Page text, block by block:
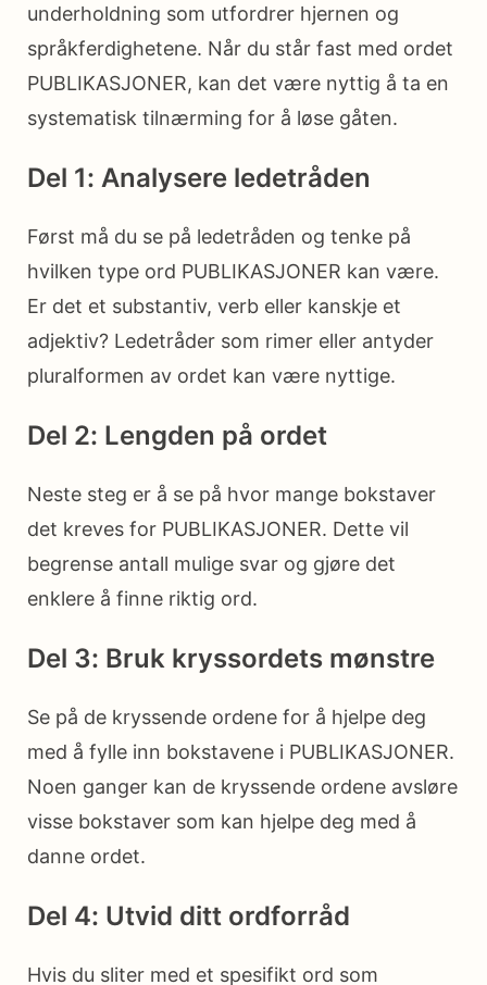
underholdning som utfordrer hjernen og
språkferdighetene. Når du står fast med ordet
PUBLIKASJONER, kan det være nyttig å ta en
systematisk tilnærming for å løse gåten.
Del 1: Analysere ledetråden
Først må du se på ledetråden og tenke på
hvilken type ord PUBLIKASJONER kan være.
Er det et substantiv, verb eller kanskje et
adjektiv? Ledetråder som rimer eller antyder
pluralformen av ordet kan være nyttige.
Del 2: Lengden på ordet
Neste steg er å se på hvor mange bokstaver
det kreves for PUBLIKASJONER. Dette vil
begrense antall mulige svar og gjøre det
enklere å finne riktig ord.
Del 3: Bruk kryssordets mønstre
Se på de kryssende ordene for å hjelpe deg
med å fylle inn bokstavene i PUBLIKASJONER.
Noen ganger kan de kryssende ordene avsløre
visse bokstaver som kan hjelpe deg med å
danne ordet.
Del 4: Utvid ditt ordforråd
Hvis du sliter med et spesifikt ord som